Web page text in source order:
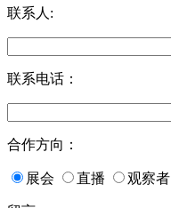
联系人:
联系电话：
合作方向：
展会 直播 观察者